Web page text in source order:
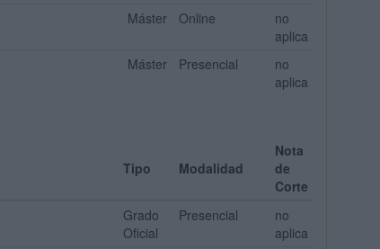
Máster Online
no
aplica
Máster Presencial
no
aplica
Tipo Modalidad
Nota
de
Corte
Grado
Oficial
Presencial
no
aplica